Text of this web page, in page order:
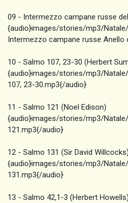
09 - Intermezzo campane russe
{audio}images/stories/mp3/
Intermezzo campane russe Anello
10 - Salmo 107, 23-30 (Herbert
{audio}images/stories/mp3/
107, 23-30.mp3{/audio}
11 - Salmo 121 (Noel Edison)
{audio}images/stories/mp3/
121.mp3{/audio}
12 - Salmo 131 (Sir David Willcocks)
{audio}images/stories/mp3/
131.mp3{/audio}
13 - Salmo 42,1-3 (Herbert Howells)